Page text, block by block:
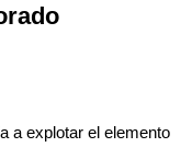
a explotar el elemento